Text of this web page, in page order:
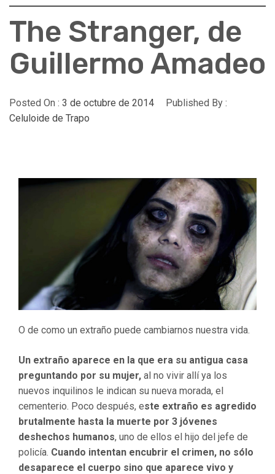
The Stranger, de
Guillermo Amadeo
Posted On : 3 de octubre de 2014
Published By :
Celuloide de Trapo
O de como un extraño puede cambiarnos nuestra vida.
Un extraño aparece en la que era su antigua casa
preguntando por su mujer, al no vivir allí ya los
nuevos inquilinos le indican su nueva morada, el
cementerio. Poco después, este extraño es agredido
brutalmente hasta la muerte por 3 jóvenes
deshechos humanos, uno de ellos el hijo del jefe de
policía. Cuando intentan encubrir el crimen, no sólo
desaparece el cuerpo sino que aparece vivo y